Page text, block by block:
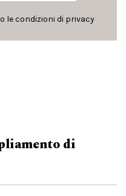
le condizioni di privacy
di